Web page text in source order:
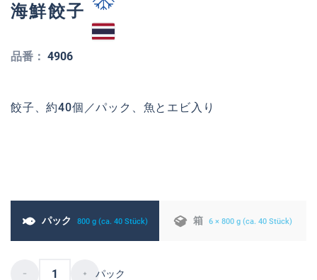
海鮮餃子
品番： 4906
餃子、約40個／パック、魚とエビ入り
パック 800 g (ca. 40 Stück) 箱 6 × 800 g (ca. 40 Stück)
パック